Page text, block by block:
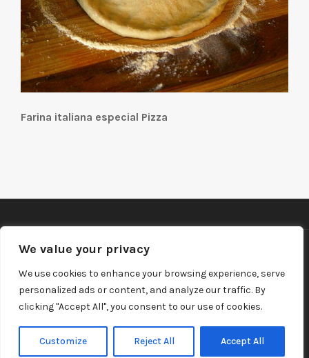
We value your privacy
We use cookies to enhance your browsing experience, serve
personalized ads or content, and analyze our traffic. By
clicking "Accept All", you consent to our use of cookies.
Customize Reject All Accept All
Farina italiana especial Pizza
©2026 Ramon Cusine Hill, S.A.U.
Política de privacitat i Avís legal
Canal Denúncies